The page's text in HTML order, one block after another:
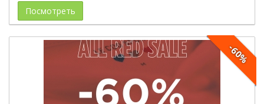
Посмотреть
-60%